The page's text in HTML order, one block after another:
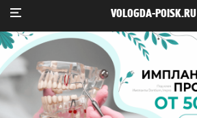
VOLOGDA-POISK.RU